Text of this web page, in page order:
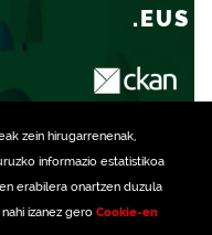
zein hirugarrenenak,
informazio estatistikoa
erabilera onartzen duzula
izanez gero Cookie-en
.EUS